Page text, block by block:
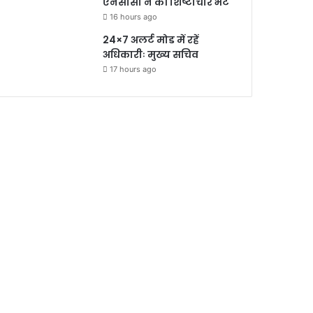
16 hours ago
24×7 अलर्ट मोड में रहें
अधिकारीः मुख्य सचिव
17 hours ago